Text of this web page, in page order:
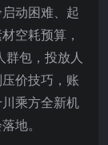
动困难、起
空耗预算，
包，投放人
价技巧，账
乘方全新机
地。